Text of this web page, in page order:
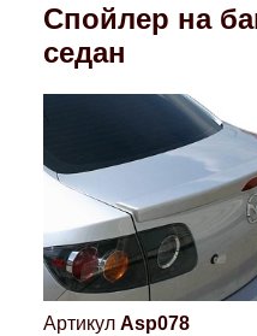
Спойлер на
седан
Артикул Asp078